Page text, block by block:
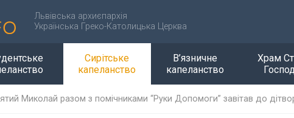
Львівська архиєпархія
Українська Греко-Католицька Церква
Сирітське
капеланство
В’язничне
капеланство
Храм
Миколай разом з помічниками “Руки Допомоги” завітав до